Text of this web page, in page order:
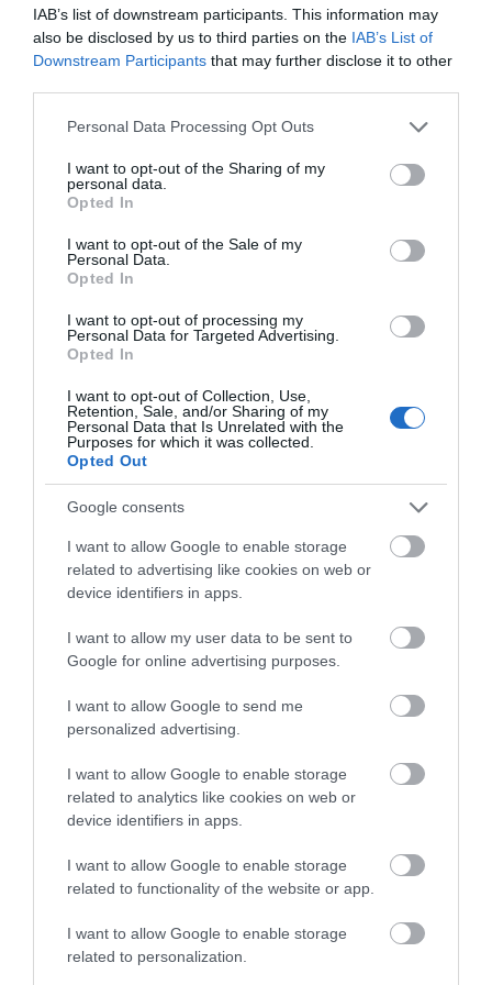
IAB’s list of downstream participants. This information may
also be disclosed by us to third parties on the IAB’s List of
Downstream Participants that may further disclose it to other
Please note that this website/app uses one or more Google
not limited to your visit or usage behaviour. You may click to
grant or deny consent to Google and its third-party tags to
use your data for below specified purposes in below Google
consent section.
Personal Data Processing Opt Outs
I want to opt-out of the Sharing of my
personal data.
Opted In
I want to opt-out of the Sale of my
Personal Data.
Opted In
I want to opt-out of processing my
Personal Data for Targeted Advertising.
Opted In
I want to opt-out of Collection, Use,
Retention, Sale, and/or Sharing of my
Personal Data that Is Unrelated with the
Purposes for which it was collected.
Opted Out
Google consents
I want to allow Google to enable storage
related to advertising like cookies on web or
device identifiers in apps.
I want to allow my user data to be sent to
Google for online advertising purposes.
I want to allow Google to send me
personalized advertising.
I want to allow Google to enable storage
related to analytics like cookies on web or
device identifiers in apps.
I want to allow Google to enable storage
related to functionality of the website or app.
I want to allow Google to enable storage
related to personalization.
Συναγερμός στην Εύβοια: Στιγμές αγωνίας για
ιστιοφόρο με ξένους επιβάτες
Διαβάστε όλες τις
TAGS: ΑΓΡΟΤΙΚΗ ΟΔΟΠΟΙΙΑ
ΡΟΗ ΕΙΔΗΣΕΩΝ
Θλίψη στην Εύβοια: Γυναίκα
έχασε την ζωή της
07.08.2026 | 14:15
Νεκρός ανασύρθηκε 69χρονος
λουόμενος
07.08.2026 | 14:00
Χαρά Βέρρα στην Εύβοια – Η
περιοχή
Νεκρός 75χρονος που είχε φύγει
07.08.2026 | 13:30
πυροσβεστικά οχήματα έφτασαν
στην Εύβοια! Που θα δοθούν
Συντάξεις: Ποιοι θα πάρουν